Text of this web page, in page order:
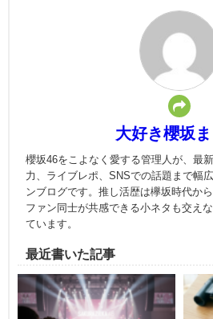
大好き櫻坂
櫻坂46をこよなく愛する管理人が、最
力、ライブレポ、SNSでの話題まで幅
ンブログです。推し活歴は欅坂時代か
ファン同士が共感できる小ネタも交え
ています。
最近書いた記事